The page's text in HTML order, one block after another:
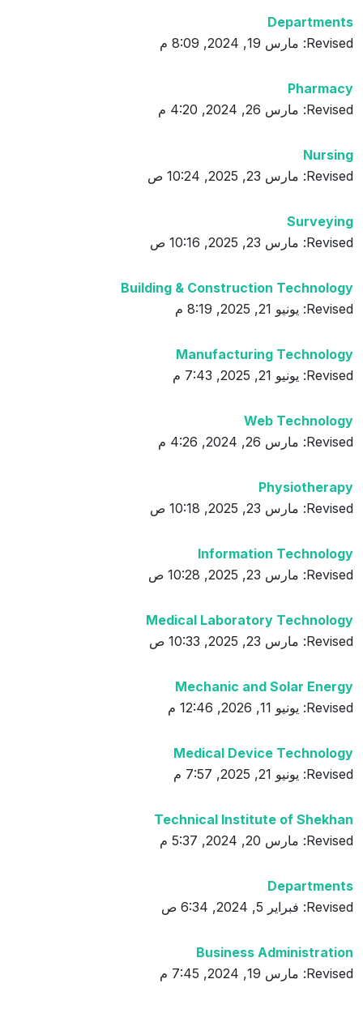
Departments
Revised: مارس 19, 2024, 8:09 م
Pharmacy
Revised: مارس 26, 2024, 4:20 م
Nursing
Revised: مارس 23, 2025, 10:24 ص
Surveying
Revised: مارس 23, 2025, 10:16 ص
Building & Construction Technology
Revised: يونيو 21, 2025, 8:19 م
Manufacturing Technology
Revised: يونيو 21, 2025, 7:43 م
Web Technology
Revised: مارس 26, 2024, 4:26 م
Physiotherapy
Revised: مارس 23, 2025, 10:18 ص
Information Technology
Revised: مارس 23, 2025, 10:28 ص
Medical Laboratory Technology
Revised: مارس 23, 2025, 10:33 ص
Mechanic and Solar Energy
Revised: يونيو 11, 2026, 12:46 م
Medical Device Technology
Revised: يونيو 21, 2025, 7:57 م
Technical Institute of Shekhan
Revised: مارس 20, 2024, 5:37 م
Departments
Revised: فبراير 5, 2024, 6:34 ص
Business Administration
Revised: مارس 19, 2024, 7:45 م